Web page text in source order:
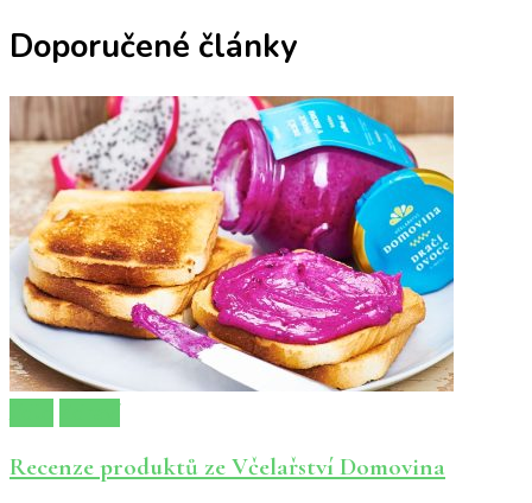
Doporučené články
Recenze produktů ze Včelařství Domovina